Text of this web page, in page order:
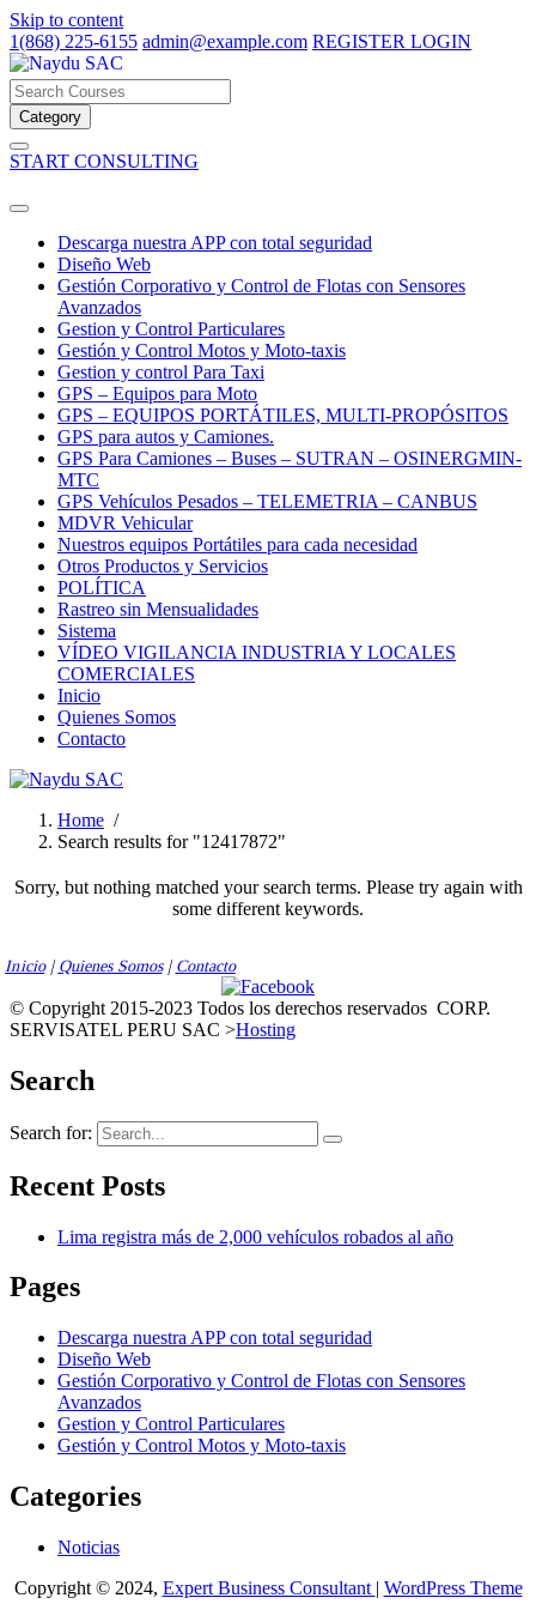
Skip to content
1(868) 225-6155 admin@example.com REGISTER LOGIN
Category
START CONSULTING
Descarga nuestra APP con total seguridad
Diseño Web
Gestión Corporativo y Control de Flotas con Sensores
Avanzados
Gestion y Control Particulares
Gestión y Control Motos y Moto-taxis
Gestion y control Para Taxi
GPS – Equipos para Moto
GPS – EQUIPOS PORTÁTILES, MULTI-PROPÓSITOS
GPS para autos y Camiones.
GPS Para Camiones – Buses – SUTRAN – OSINERGMIN-
MTC
GPS Vehículos Pesados – TELEMETRIA – CANBUS
MDVR Vehicular
Nuestros equipos Portátiles para cada necesidad
Otros Productos y Servicios
POLÍTICA
Rastreo sin Mensualidades
Sistema
VÍDEO VIGILANCIA INDUSTRIA Y LOCALES
COMERCIALES
Inicio
Quienes Somos
Contacto
Home /
Search results for "12417872"
Sorry, but nothing matched your search terms. Please try again with
some different keywords.
Inicio|Quienes Somos|Contacto
© Copyright 2015-2023 Todos los derechos reservados CORP.
SERVISATEL PERU SAC >Hosting
Search
Search for:
Recent Posts
Lima registra más de 2,000 vehículos robados al año
Pages
Descarga nuestra APP con total seguridad
Diseño Web
Gestión Corporativo y Control de Flotas con Sensores
Avanzados
Gestion y Control Particulares
Gestión y Control Motos y Moto-taxis
Categories
Noticias
Copyright © 2024, Expert Business Consultant | WordPress Theme